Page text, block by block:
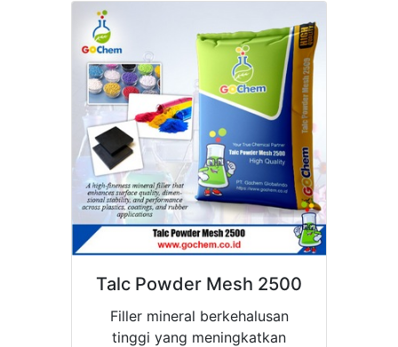
Talc Powder Mesh 2500
Filler mineral berkehalusan
tinggi yang meningkatkan